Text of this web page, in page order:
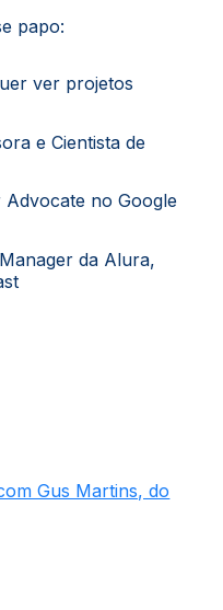
papo:
ver projetos
e Cientista de
Advocate no Google
da Alura,
Gus Martins, do